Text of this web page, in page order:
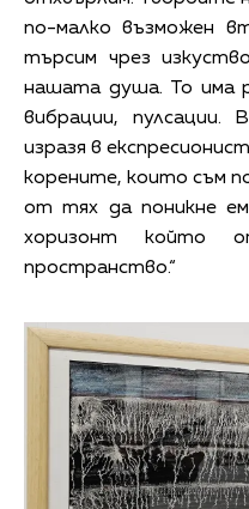
по-малко възможен
търсим чрез
нашата душа. То има
вибрации, пулсации.
изразя в
корените, които съм
от тях да поникне
хоризонт който
пространство.“